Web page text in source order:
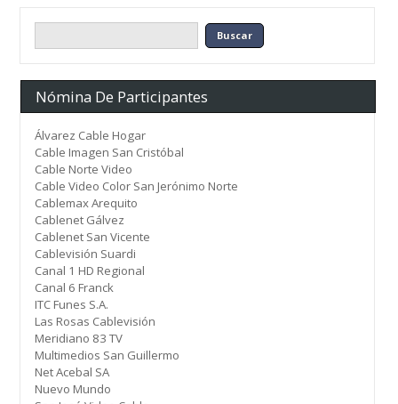
Nómina De Participantes
Álvarez Cable Hogar
Cable Imagen San Cristóbal
Cable Norte Video
Cable Video Color San Jerónimo Norte
Cablemax Arequito
Cablenet Gálvez
Cablenet San Vicente
Cablevisión Suardi
Canal 1 HD Regional
Canal 6 Franck
ITC Funes S.A.
Las Rosas Cablevisión
Meridiano 83 TV
Multimedios San Guillermo
Net Acebal SA
Nuevo Mundo